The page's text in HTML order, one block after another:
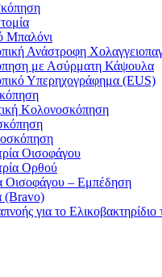
Μπαλόνι
Ανάστροφη
με Ασύρματη Κάψουλα
Υπερηχογράφημα (EUS)
Κολονοσκόπηση
Οισοφάγου
Ορθού
Οισοφάγου – Εμπέδηση
(Bravo)
για το